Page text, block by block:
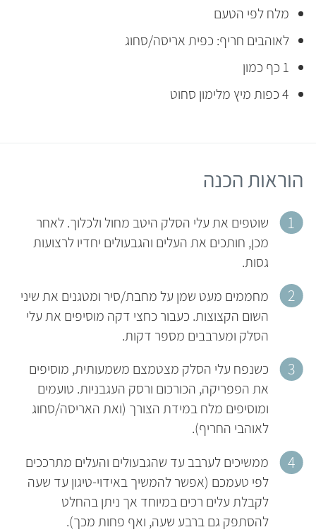
מלח לפי הטעם
לאוהבים חריף: כפית אריסה/סחוג
1 כף כמון
4 כפות מיץ מלימון סחוט
הוראות הכנה
שוטפים את עלי הסלק היטב מחול ולכלוך. לאחר
מכן, חותכים את העלים והגבעולים יחדיו לרצועות
גסות.
מחממים מעט שמן על מחבת/סיר ומטגנים את שיני
השום הקצוצות. כעבור כחצי דקה מוסיפים את עלי
הסלק ומערבבים מספר דקות.
כשנפח עלי הסלק מצטמצם משמעותית, מוסיפים
את הפפריקה, הכורכום ורסק העגבניות. טועמים
ומוסיפים מלח במידת הצורך (ואת האריסה/סחוג
לאוהבי החריף).
ממשיכים לערבב עד שהגבעולים והעלים מתרככים
לפי טעמכם (אפשר להמשיך באידוי-טיגון עד שעה
לקבלת עלים רכים במיוחד אך ניתן בהחלט
להסתפק גם ברבע שעה, ואף פחות מכך).